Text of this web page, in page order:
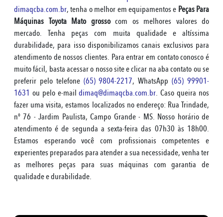
dimaqcba.com.br, tenha o melhor em equipamentos e Peças Para
Máquinas Toyota Mato grossocom os melhores valores do
mercado. Tenha peças com muita qualidade e altíssima
durabilidade, para isso disponibilizamos canais exclusivos para
atendimento de nossos clientes. Para entrar em contato conosco é
muito fácil, basta acessar o nosso site e clicar na aba contato ou se
preferir pelo telefone (65) 9804-2217, WhatsApp(65) 99901-
1631 ou pelo e-maildimaq@dimaqcba.com.br. Caso queira nos
fazer uma visita, estamos localizados no endereço: Rua Trindade,
nº 76 - Jardim Paulista, Campo Grande - MS. Nosso horário de
atendimento é de segunda a sexta-feira das 07h30 às 18h00.
Estamos esperando você com profissionais competentes e
experientes preparados para atender a sua necessidade, venha ter
as melhores peças para suas máquinas com garantia de
qualidade e durabilidade.